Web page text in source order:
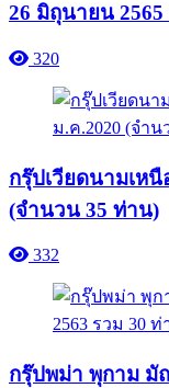
26 มิถุนายน
320
กรุ๊ปเวียดนามเห
(จำนวน 35 ท่าน)
332
กรุ๊ปพม่า พุกาม มั